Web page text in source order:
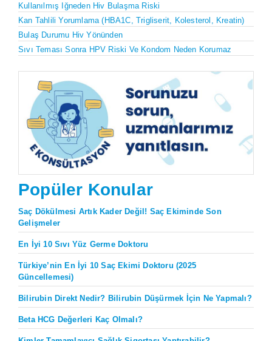
Kullanılmış Iğneden Hiv Bulaşma Riski
Kan Tahlili Yorumlama (HBA1C, Trigliserit, Kolesterol, Kreatin)
Bulaş Durumu Hiv Yönünden
Sıvı Teması Sonra HPV Riski Ve Kondom Neden Korumaz
Popüler Konular
Saç Dökülmesi Artık Kader Değil! Saç Ekiminde Son
Gelişmeler
En İyi 10 Sıvı Yüz Germe Doktoru
Türkiye’nin En İyi 10 Saç Ekimi Doktoru (2025
Güncellemesi)
Bilirubin Direkt Nedir? Bilirubin Düşürmek İçin Ne Yapmalı?
Beta HCG Değerleri Kaç Olmalı?